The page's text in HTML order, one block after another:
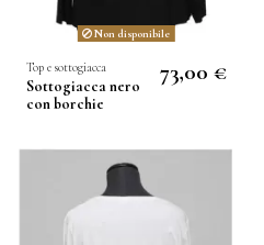
Non disponibile
Top e sottogiacca
Sottogiacca nero
con borchie
73,00 €